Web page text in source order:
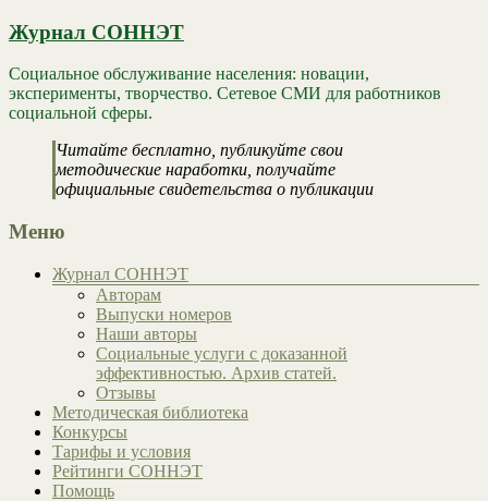
Журнал СОННЭТ
Социальное обслуживание населения: новации,
эксперименты, творчество. Сетевое СМИ для работников
социальной сферы.
Читайте бесплатно, публикуйте свои
методические наработки, получайте
официальные свидетельства о публикации
Меню
Журнал СОННЭТ
Авторам
Выпуски номеров
Наши авторы
Социальные услуги с доказанной
эффективностью. Архив статей.
Отзывы
Методическая библиотека
Конкурсы
Тарифы и условия
Рейтинги СОННЭТ
Помощь